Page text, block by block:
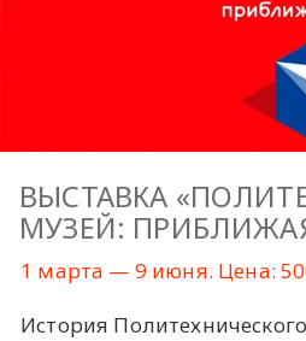
ВЫСТАВКА
МУЗЕЙ:
1 марта — 9 июня. Цена:
История